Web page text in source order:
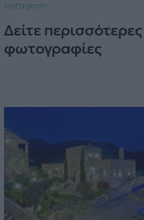
Instagram
Δείτε περισσότερες
φωτογραφίες